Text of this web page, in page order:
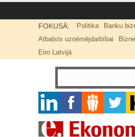
FOKUSĀ: Politika
Banku
Atbalsts uzņēmējdarbībai
Eiro Latvijā